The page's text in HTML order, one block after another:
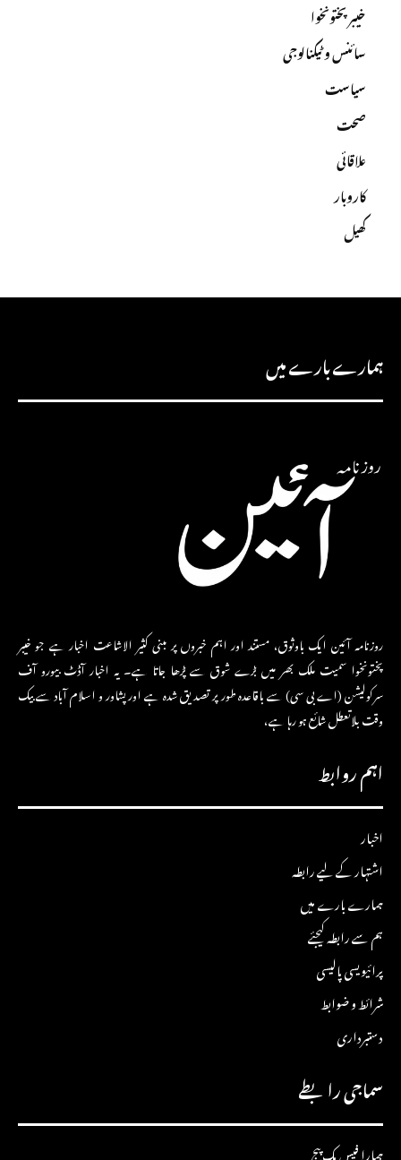
خیبرپختونخوا
سائنس و ٹیکنالوجی
سیاست
صحت
علاقائی
کاروبار
کھیل
ہمارے بارے میں
روزنامہ آئین ایک باوثوق، مستند اور اہم خبروں پر مبنی کثیر الاشاعت اخبار ہے جو خیبر
پختونخوا سمیت ملک بھر میں بڑے شوق سے پڑھا جاتا ہے۔ یہ اخبار آڈٹ بیورو آف
سرکولیشن (اے بی سی) سے باقاعدہ طور پر تصدیق شدہ ہے اور پشاور و اسلام آباد سے بیک
وقت بلاتعطل شائع ہو رہا ہے،
اہم روابط
اخبار
اشتہار کے لیے رابطہ
ہمارے بارے میں
ہم سے رابطہ کیجئے
پرائیویسی پالیسی
شرائط و ضوابط
دستبرداری
سماجی رابطے
ہمارا فیس بک پیج